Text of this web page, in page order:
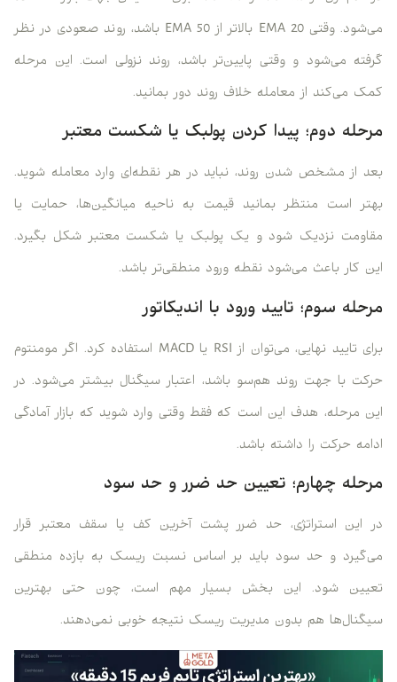
می‌شود. وقتی EMA 20 بالاتر از EMA 50 باشد، روند صعودی در نظر
گرفته می‌شود و وقتی پایین‌تر باشد، روند نزولی است. این مرحله
کمک می‌کند از معامله خلاف روند دور بمانید.
مرحله دوم؛ پیدا کردن پولبک یا شکست معتبر
بعد از مشخص شدن روند، نباید در هر نقطه‌ای وارد معامله شوید.
بهتر است منتظر بمانید قیمت به ناحیه میانگین‌ها، حمایت یا
مقاومت نزدیک شود و یک پولبک یا شکست معتبر شکل بگیرد.
این کار باعث می‌شود نقطه ورود منطقی‌تر باشد.
مرحله سوم؛ تایید ورود با اندیکاتور
برای تایید نهایی، می‌توان از RSI یا MACD استفاده کرد. اگر مومنتوم
حرکت با جهت روند هم‌سو باشد، اعتبار سیگنال بیشتر می‌شود. در
این مرحله، هدف این است که فقط وقتی وارد شوید که بازار آمادگی
ادامه حرکت را داشته باشد.
مرحله چهارم؛ تعیین حد ضرر و حد سود
در این استراتژی، حد ضرر پشت آخرین کف یا سقف معتبر قرار
می‌گیرد و حد سود باید بر اساس نسبت ریسک به بازده منطقی
تعیین شود. این بخش بسیار مهم است، چون حتی بهترین
سیگنال‌ها هم بدون مدیریت ریسک نتیجه خوبی نمی‌دهند.